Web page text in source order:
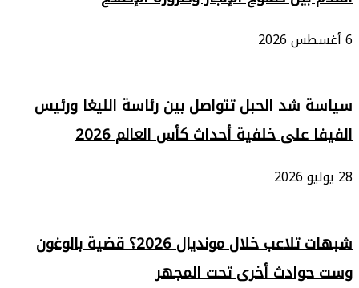
6 أغسطس 2026
سياسة شد الحبل تتواصل بين رئاسة الليغا ورئيس
الفيفا على خلفية أحداث كأس العالم 2026
28 يوليو 2026
شبهات تلاعب خلال مونديال 2026؟ قضية بالوغون
وست حوادث أخرى تحت المجهر